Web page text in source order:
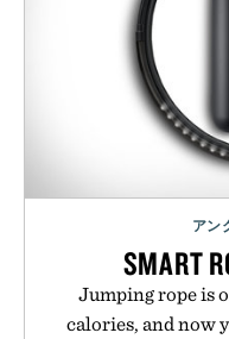
アン
SMART
Jumping rope is
calories, and now